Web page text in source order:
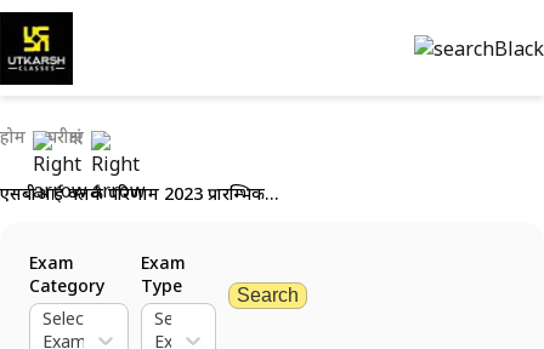
होम परीक्षाएं
एसबीआई क्लर्क परिणाम 2023 प्रारम्भिक परीक्षा हेतु जारी: अपने अंक देखें
Exam
Category
Select
Exam
Exam
Type
Select
Exam
Search